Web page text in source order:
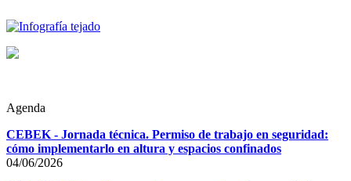
Agenda
CEBEK - Jornada técnica. Permiso de trabajo en seguridad:
cómo implementarlo en altura y espacios confinados
04/06/2026